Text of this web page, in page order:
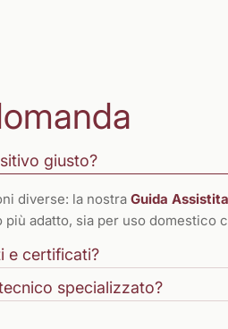
giusto?
diverse: la nostra Guida Assistita
adatto, sia per uso domestico
e certificati?
specializzato?